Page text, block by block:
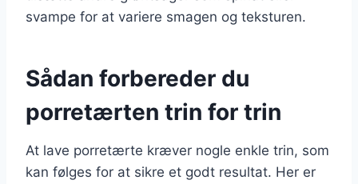
svampe for at variere smagen og teksturen.
Sådan forbereder du
porretærten trin for trin
At lave porretærte kræver nogle enkle trin, som
kan følges for at sikre et godt resultat. Her er